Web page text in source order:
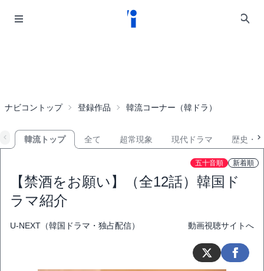
ナビコントップ 登録作品 韓流コーナー（韓ドラ）
韓流トップ 全て 超常現象 現代ドラマ 歴史・
五十音順 新着順
【禁酒をお願い】（全12話）韓国ド
ラマ紹介
U-NEXT（韓国ドラマ・独占配信） 動画視聴サイトへ